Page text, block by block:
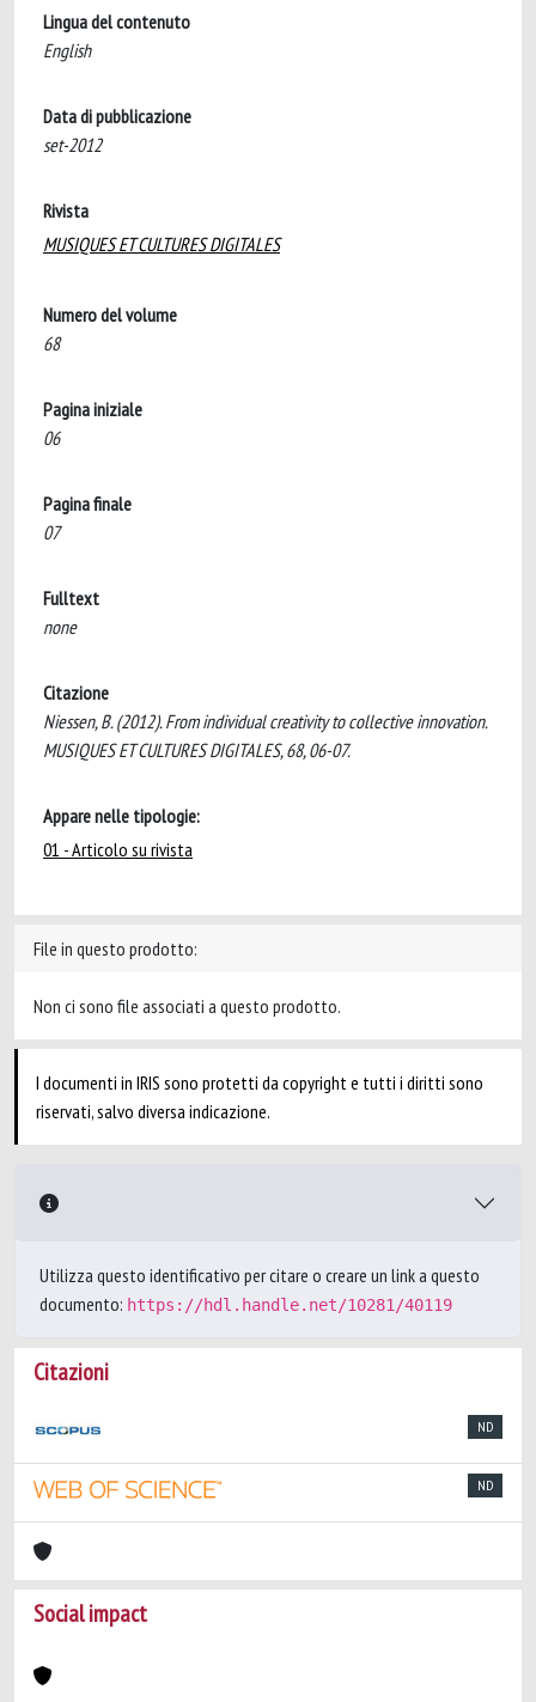
Lingua del contenuto
English
Data di pubblicazione
set-2012
Rivista
MUSIQUES ET CULTURES DIGITALES
Numero del volume
68
Pagina iniziale
06
Pagina finale
07
Fulltext
none
Citazione
Niessen, B. (2012). From individual creativity to collective innovation.
MUSIQUES ET CULTURES DIGITALES, 68, 06-07.
Appare nelle tipologie:
01 - Articolo su rivista
File in questo prodotto:
Non ci sono file associati a questo prodotto.
I documenti in IRIS sono protetti da copyright e tutti i diritti sono
riservati, salvo diversa indicazione.
Utilizza questo identificativo per citare o creare un link a questo
documento: https://hdl.handle.net/10281/40119
Citazioni
ND
ND
Social impact